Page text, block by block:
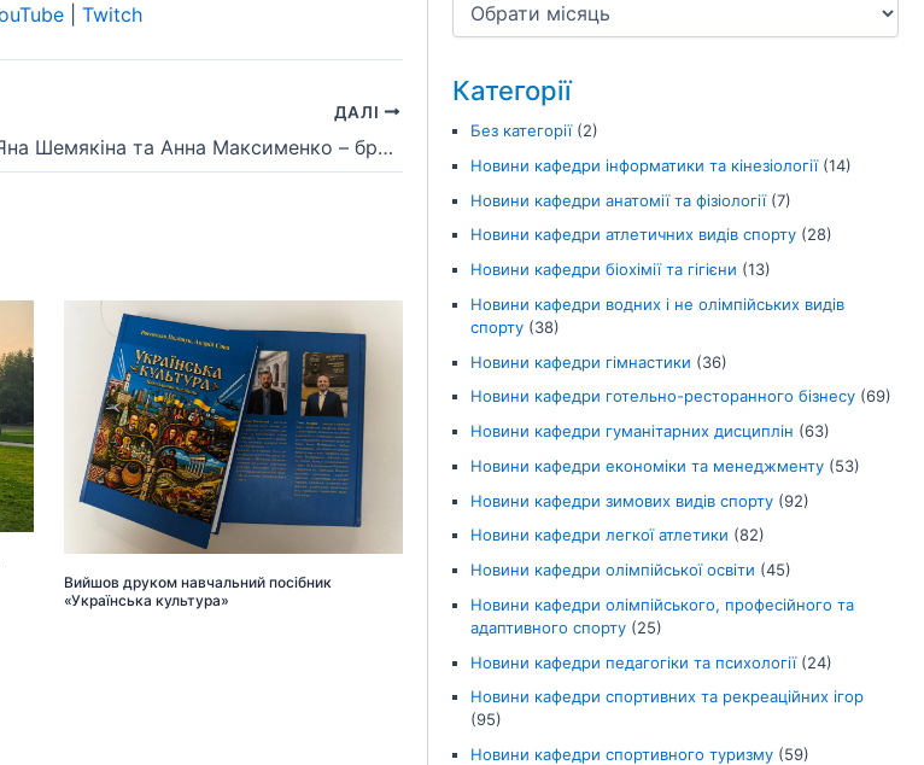
| Twitch
ДАЛІ
Яна Шемякіна та Анна Максименко – бронзові призерки чемпіонату Європи з фехтування
Вийшов друком навчальний посібник
«Українська культура»
Категорії
Без категорії(2)
Новини кафедри інформатики та кінезіології(14)
Новини кафедри анатомії та фізіології(7)
Новини кафедри атлетичних видів спорту(28)
Новини кафедри біохімії та гігієни (13)
Новини кафедри водних і не олімпійських видів
спорту(38)
Новини кафедри гімнастики (36)
Новини кафедри готельно-ресторанного бізнесу(69)
Новини кафедри гуманітарних дисциплін (63)
Новини кафедри економіки та менеджменту(53)
Новини кафедри зимових видів спорту(92)
Новини кафедри легкої атлетики (82)
Новини кафедри олімпійської освіти (45)
Новини кафедри олімпійського, професійного та
адаптивного спорту(25)
Новини кафедри педагогіки та психології(24)
Новини кафедри спортивних та рекреаційних ігор
(95)
Новини кафедри спортивного туризму(59)